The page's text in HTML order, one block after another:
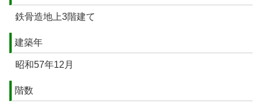
鉄骨造地上3階建て
建築年
昭和57年12月
階数